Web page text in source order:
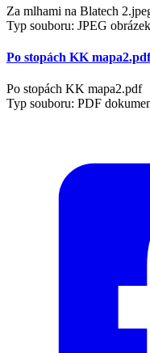
Za mlhami na Blatech
Typ souboru: JPEG
Po stopách KK mapa2.pdf
Po stopách KK mapa2.pdf
Typ souboru: PDF